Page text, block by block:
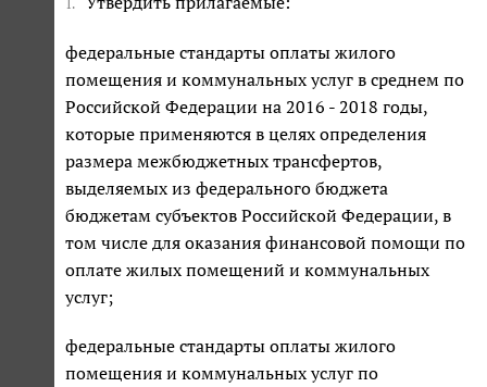
1.
федеральные стандарты оплаты жилого
помещения и коммунальных услуг в среднем по
Российской Федерации на 2016 - 2018 годы,
которые применяются в целях определения
размера межбюджетных трансфертов,
выделяемых из федерального бюджета
бюджетам субъектов Российской Федерации, в
том числе для оказания финансовой помощи по
оплате жилых помещений и коммунальных
услуг;
федеральные стандарты оплаты жилого
помещения и коммунальных услуг по